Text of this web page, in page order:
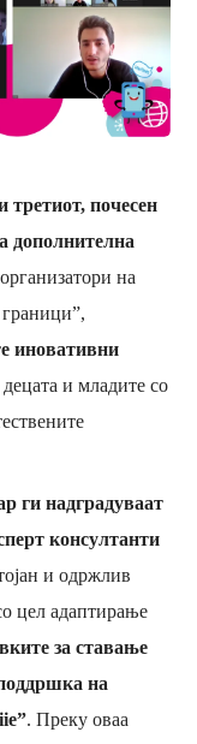
почесен
дополнителна
на
граници”,
иновативни
и младите со
ги надградуваат
консултанти
и одржлив
цел адаптирање
за ставање
на
. Преку оваа